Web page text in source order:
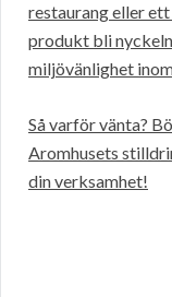
restaurang eller
produkt bli
miljövänlighet
Så varför vänta?
Aromhusets
din verksamhet!